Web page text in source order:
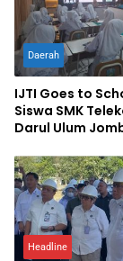
Daerah
IJTI Goes to
Siswa SMK
Darul Ulum
Headline